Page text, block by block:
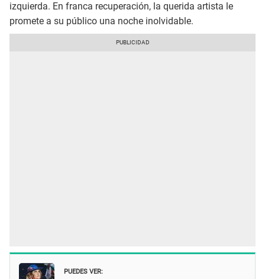
izquierda. En franca recuperación, la querida artista le
promete a su público una noche inolvidable.
PUEDES VER: